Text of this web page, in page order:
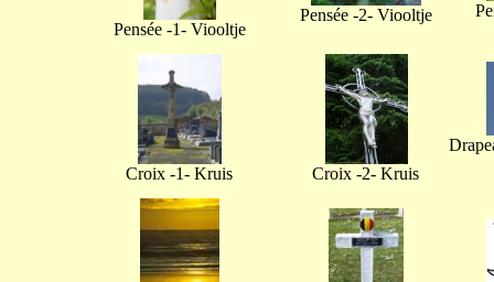
Pensée -1- Viooltje
Pensée -2- Viooltje
Croix -1- Kruis Croix -2- Kruis